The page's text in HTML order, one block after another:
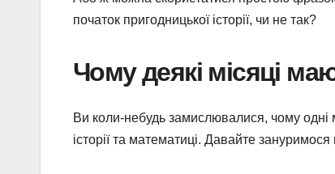
початок пригодницької історії, чи не так?
Чому деякі місяці
Ви коли-небудь замислювалися, чому одні
історії та математиці. Давайте